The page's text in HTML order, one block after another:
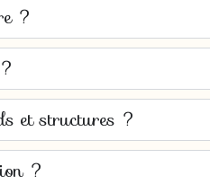
?
et structures ?
?